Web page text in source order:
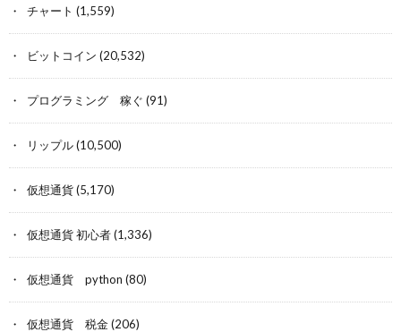
チャート (1,559)
ビットコイン (20,532)
プログラミング 稼ぐ (91)
リップル(10,500)
仮想通貨(5,170)
仮想通貨 初心者(1,336)
仮想通貨 python (80)
仮想通貨 税金(206)